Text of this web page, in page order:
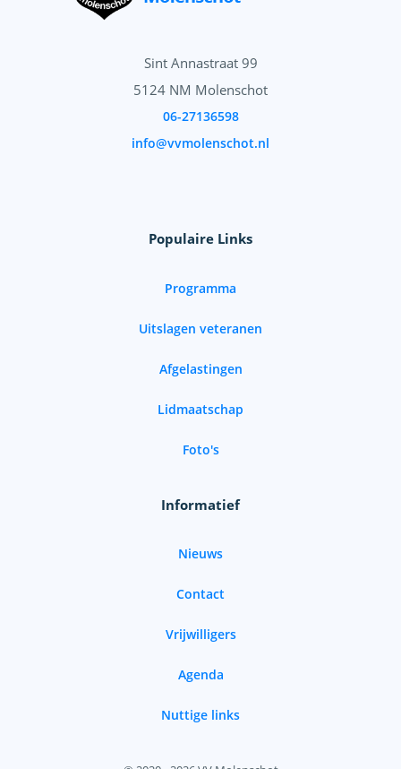
Sint Annastraat 99
5124 NM Molenschot
06-27136598
info@vvmolenschot.nl
Populaire Links
Programma
Uitslagen veteranen
Afgelastingen
Lidmaatschap
Foto's
Informatief
Nieuws
Contact
Vrijwilligers
Agenda
Nuttige links